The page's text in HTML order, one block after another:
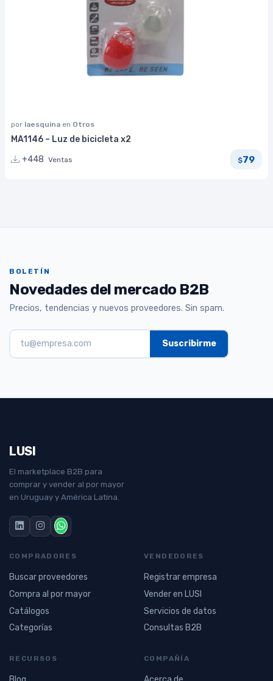
por laesquina en Otros
MA1146 – Luz de bicicleta x2
+448 Ventas $79
BOLETÍN
Novedades del mercado B2B
Precios, tendencias y nuevos proveedores. Sin spam.
LUSI
El marketplace B2B para
comprar y vender al por mayor
en Uruguay y América Latina.
COMPRADORES
Buscar proveedores
Compra al por mayor
Catálogos
Categorías
VENDEDORES
Registrar empresa
Vender en LUSI
Servicios de datos
Consultas B2B
RECURSOS COMPAÑÍA